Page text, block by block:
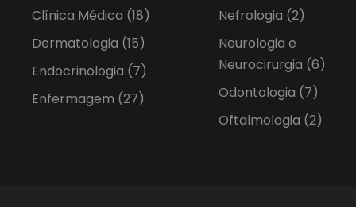
Clínica Médica (18)
Dermatologia (15)
Endocrinologia (7)
Enfermagem (27)
Nefrologia (2)
Neurologia e
Neurocirurgia (6)
Odontologia (7)
Oftalmologia (2)